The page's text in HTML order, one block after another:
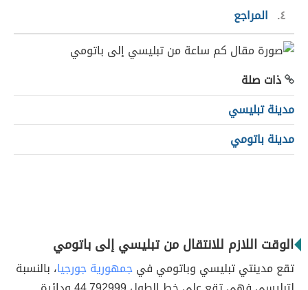
٤
المراجع
ذات صلة
مدينة تبليسي
مدينة باتومي
الوقت اللازم للانتقال من تبليسي إلى باتومي
تقع مدينتي تبليسي وباتومي فيجمهورية جورجيا، بالنسبة